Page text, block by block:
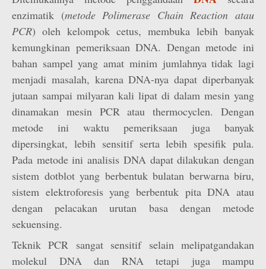
enzimatik (metode Polimerase Chain Reaction atau
PCR) oleh kelompok cetus, membuka lebih banyak
kemungkinan pemeriksaan DNA. Dengan metode ini
bahan sampel yang amat minim jumlahnya tidak lagi
menjadi masalah, karena DNA-nya dapat diperbanyak
jutaan sampai milyaran kali lipat di dalam mesin yang
dinamakan mesin PCR atau thermocyclen. Dengan
metode ini waktu pemeriksaan juga banyak
dipersingkat, lebih sensitif serta lebih spesifik pula.
Pada metode ini analisis DNA dapat dilakukan dengan
sistem dotblot yang berbentuk bulatan berwarna biru,
sistem elektroforesis yang berbentuk pita DNA atau
dengan pelacakan urutan basa dengan metode
sekuensing.
Teknik PCR sangat sensitif selain melipatgandakan
molekul DNA dan RNA tetapi juga mampu